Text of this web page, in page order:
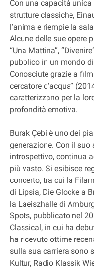
Con una capacità
strutture classiche,
l’anima e riempie la
Alcune delle sue opere
“Una Mattina”,
pubblico in un mondo
Conosciute grazie a
cercatore d’acqua”
caratterizzano per la
profondità emotiva.
Burak Çebi è uno dei
generazione. Con il
introspettivo, continua
più vasto. Si esibisce
concerto, tra cui la
di Lipsia, Die Glocke a
la Laeiszhalle di
Spots, pubblicato nel
Classical, in cui ha
ha ricevuto ottime
sulla sua carriera sono
Kultur, Radio Klassik